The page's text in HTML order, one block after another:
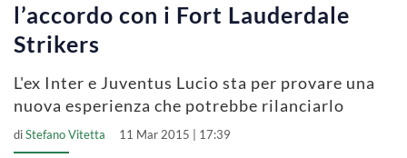
l’accordo con i Fort Lauderdale
Strikers
L'ex Inter e Juventus Lucio sta per provare una
nuova esperienza che potrebbe rilanciarlo
diStefano Vitetta 11 Mar 2015 | 17:39